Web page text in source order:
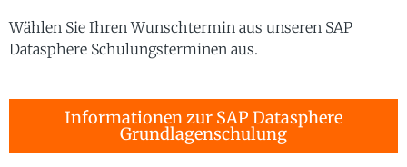
Wählen Sie Ihren Wunschtermin aus unseren SAP
Datasphere Schulungsterminen aus.
Informationen zur SAP Datasphere
Grundlagenschulung